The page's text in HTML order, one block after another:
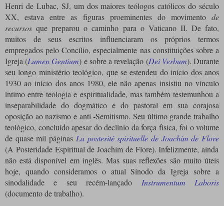
Henri de Lubac, SJ, um dos maiores teólogos católicos do século
XX, estava entre as figuras proeminentes do movimento de
recursos que preparou o caminho para o Vaticano II. De fato,
muitos de seus escritos influenciaram os próprios termos
empregados pelo Concílio, especialmente nas constituições sobre a
Igreja (Lumen Gentium) e sobre a revelação (Dei Verbum).Durante
seu longo ministério teológico, que se estendeu do início dos anos
1930 ao início dos anos 1980, ele não apenas insistiu no vínculo
íntimo entre teologia e espiritualidade, mas também testemunhou a
inseparabilidade do dogmático e do pastoral em sua corajosa
oposição ao nazismo e anti -Semitismo. Seu último grande trabalho
teológico, concluído apesar do declínio da força física, foi o volume
de quase mil páginas La posterité spirituelle de Joachim de Flore
(A Posteridade Espiritual de Joachim de Flore).Infelizmente, ainda
não está disponível em inglês. Mas suas reflexões são muito úteis
hoje, quando consideramos o atual Sínodo da Igreja sobre a
sinodalidade e seu recém-lançado Instrumentum Laboris
(documento de trabalho).